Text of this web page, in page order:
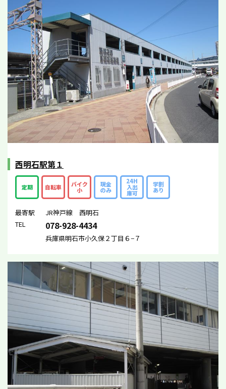
西明石駅第１
定期 自転車 バイク
小
現金
のみ
24H
入出
庫可
学割
あり
最寄駅
JR神戸線 西明石
TEL
078-928-4434
兵庫県明石市小久保２丁目６−７